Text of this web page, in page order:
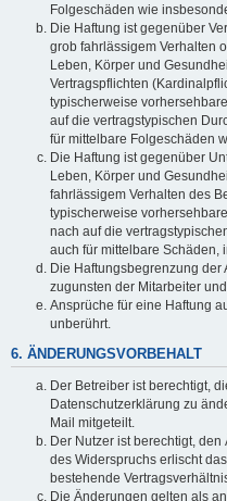
Folgeschäden wie
Die Haftung ist gegenüber
grob fahrlässigem Verhalten
Leben, Körper und
Vertragspflichten
typischerweise
auf die vertragstypischen
für mittelbare Folgeschäden
Die Haftung ist gegenüber
Leben, Körper und
fahrlässigem Verhalten des
typischerweise
nach auf die
auch für mittelbare Schäden,
Die Haftungsbegrenzung der
zugunsten der Mitarbeiter
Ansprüche für eine Haftung
unberührt.
6. ÄNDERUNGSVORBEHALT
Der Betreiber ist berechtigt,
Datenschutzerklärung zu
Mail mitgeteilt.
Der Nutzer ist berechtigt,
des Widerspruchs erlischt
bestehende
Die Änderungen gelten als